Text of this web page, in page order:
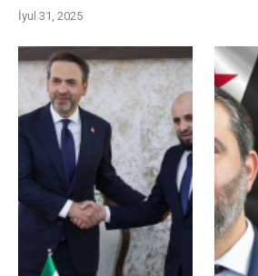
İyul 31, 2025